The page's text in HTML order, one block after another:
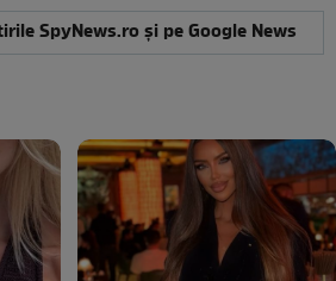
SpyNews.ro și pe Google News